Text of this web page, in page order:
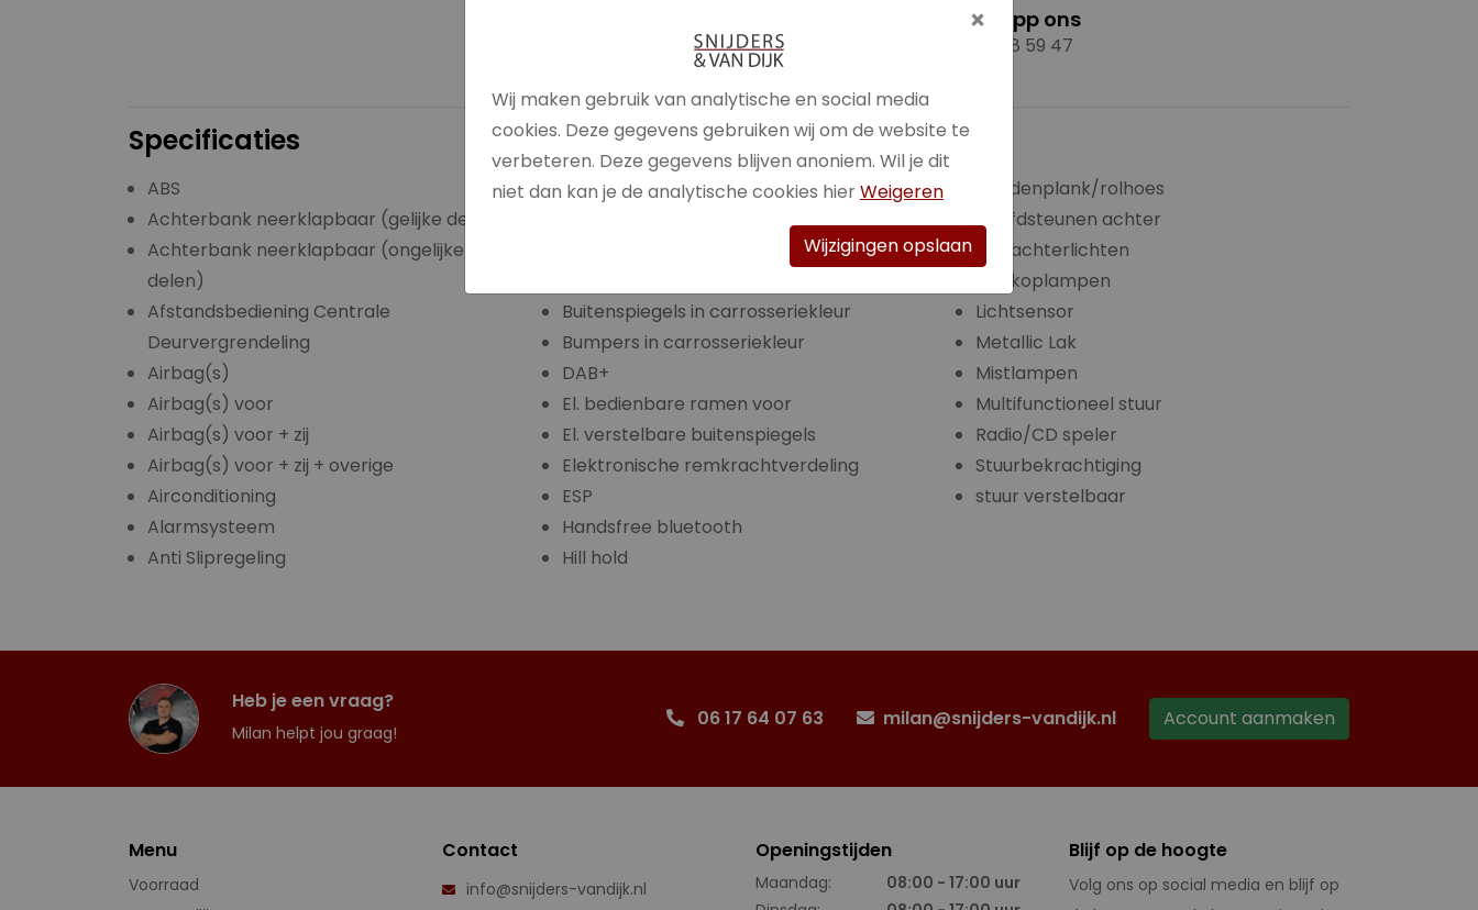
Whatsapp ons
+316 53 58 59 47
Specificaties
ABS
Achterbank neerklapbaar (gelijke delen)
Achterbank neerklapbaar (ongelijke
delen)
Afstandsbediening Centrale
Deurvergrendeling
Airbag(s)
Airbag(s) voor
Airbag(s) voor + zij
Airbag(s) voor + zij + overige
Airconditioning
Alarmsysteem
Anti Slipregeling
Bagage afdekking
Bandenspanningscontrolesysteem
Bestuurdersstoel in hoogte verstelbaar
Buitenspiegels in carrosseriekleur
Bumpers in carrosseriekleur
DAB+
El. bedienbare ramen voor
El. verstelbare buitenspiegels
Elektronische remkrachtverdeling
ESP
Handsfree bluetooth
Hill hold
Hoedenplank/rolhoes
Hoofdsteunen achter
LED achterlichten
LED koplampen
Lichtsensor
Metallic Lak
Mistlampen
Multifunctioneel stuur
Radio/CD speler
Stuurbekrachtiging
stuur verstelbaar
Heb je een vraag?
Milan helpt jou graag!
06 17 64 07 63 milan@snijders-vandijk.nl Account aanmaken
Menu
Voorraad
Contact
info@snijders-vandijk.nl
Openingstijden
Maandag:
08:00 - 17:00 uur
Blijf op de hoogte
Volg ons op social media en blijf op
×
Wij maken gebruik van analytische en social media
cookies. Deze gegevens gebruiken wij om de website te
verbeteren. Deze gegevens blijven anoniem. Wil je dit
niet dan kan je de analytische cookies hierWeigeren
Wijzigingen opslaan